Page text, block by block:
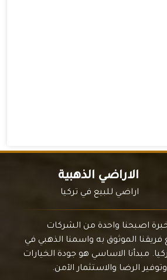
الاراضي الذهبية
اراضي للبيع في تركيا
اصبحنا واحدة من الشركات
فريقنا الموثوق به واسمنا الذهبي في
مبدأنا الاساسي هو جودة الخيارات
الرضا والاستثمار الآمن.